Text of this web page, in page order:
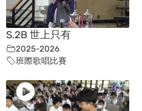
S.2B 世上只有
2025-2026
班際歌唱比賽